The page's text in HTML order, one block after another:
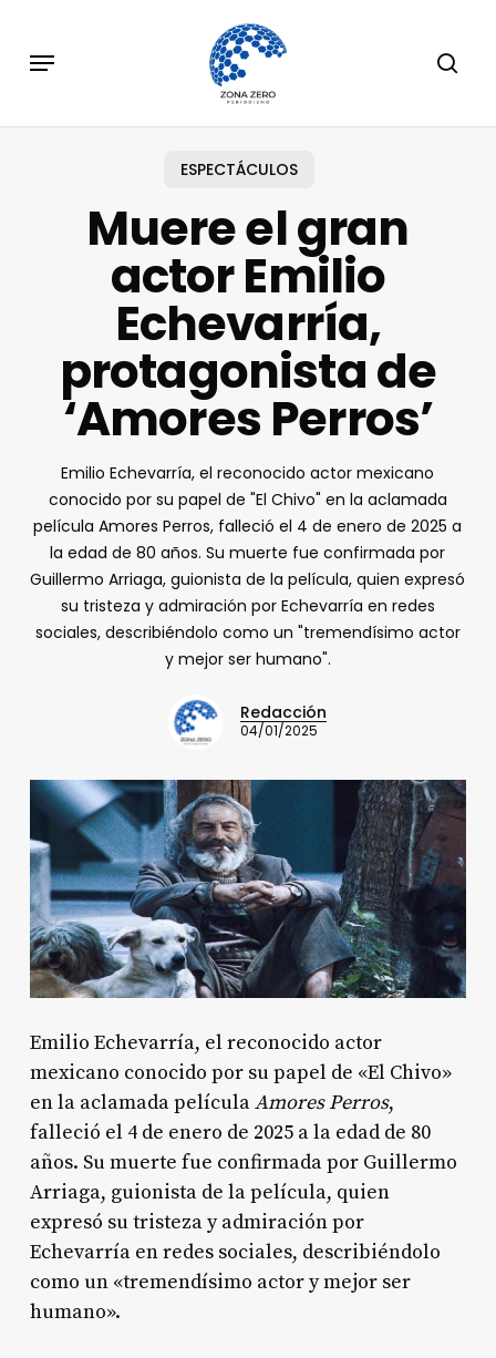
main
Menu
ESPECTÁCULOS
Muere el gran
actor Emilio
Echevarría,
protagonista de
‘Amores Perros’
Emilio Echevarría, el reconocido actor mexicano
conocido por su papel de "El Chivo" en la aclamada
película Amores Perros, falleció el 4 de enero de 2025 a
la edad de 80 años. Su muerte fue confirmada por
Guillermo Arriaga, guionista de la película, quien expresó
su tristeza y admiración por Echevarría en redes
sociales, describiéndolo como un "tremendísimo actor
y mejor ser humano".
Redacción
04/01/2025
Emilio Echevarría, el reconocido actor
mexicano conocido por su papel de «El Chivo»
en la aclamada películaAmores Perros,
falleció el 4 de enero de 2025 a la edad de 80
años. Su muerte fue confirmada por Guillermo
Arriaga, guionista de la película, quien
expresó su tristeza y admiración por
Echevarría en redes sociales, describiéndolo
como un «tremendísimo actor y mejor ser
humano».